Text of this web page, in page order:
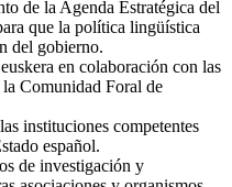
de la Agenda Estratégica del
que la política lingüística
del gobierno.
en colaboración con las
Comunidad Foral de
instituciones competentes
español.
de investigación y